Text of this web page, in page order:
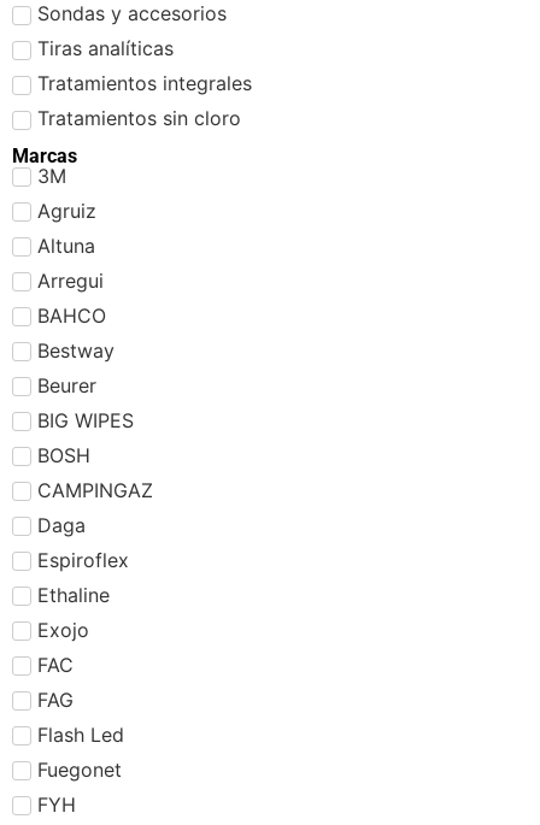
Sondas y accesorios
Tiras analíticas
Tratamientos integrales
Tratamientos sin cloro
Marcas
3M
Agruiz
Altuna
Arregui
BAHCO
Bestway
Beurer
BIG WIPES
BOSH
CAMPINGAZ
Daga
Espiroflex
Ethaline
Exojo
FAC
FAG
Flash Led
Fuegonet
FYH